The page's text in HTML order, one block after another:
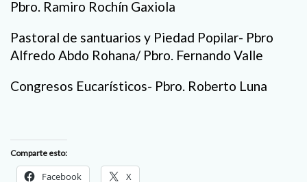
Pbro. Ramiro Rochín Gaxiola
Pastoral de santuarios y Piedad Popilar- Pbro
Alfredo Abdo Rohana/ Pbro. Fernando Valle
Congresos Eucarísticos- Pbro. Roberto Luna
Comparte esto:
Facebook X